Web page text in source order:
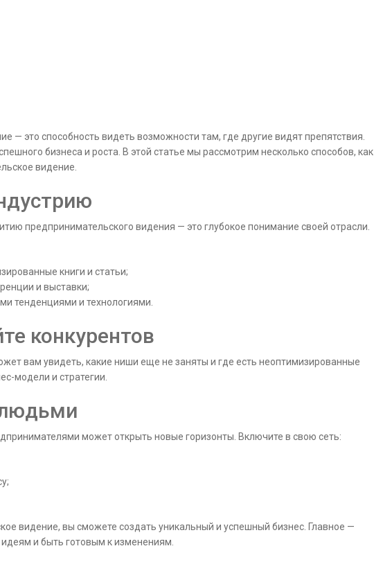
— это способность видеть возможности там, где другие видят препятствия.
бизнеса и роста. В этой статье мы рассмотрим несколько способов, как
видение.
предпринимательского видения — это глубокое понимание своей отрасли.
книги и статьи;
и выставки;
тенденциями и технологиями.
конкурентов
вам увидеть, какие ниши еще не заняты и где есть неоптимизированные
модели и стратегии.
может открыть новые горизонты. Включите в свою сеть:
видение, вы сможете создать уникальный и успешный бизнес. Главное —
и быть готовым к изменениям.